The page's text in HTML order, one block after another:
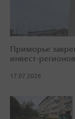
Приморье
инвест-
17.07.2026